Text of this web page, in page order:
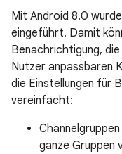
Mit Android 8.0
eingeführt. Damit
Benachrichtigung,
Nutzer anpassbaren
die Einstellungen für
vereinfacht:
ganze Gruppen